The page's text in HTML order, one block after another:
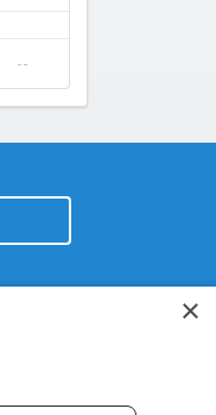
--
×